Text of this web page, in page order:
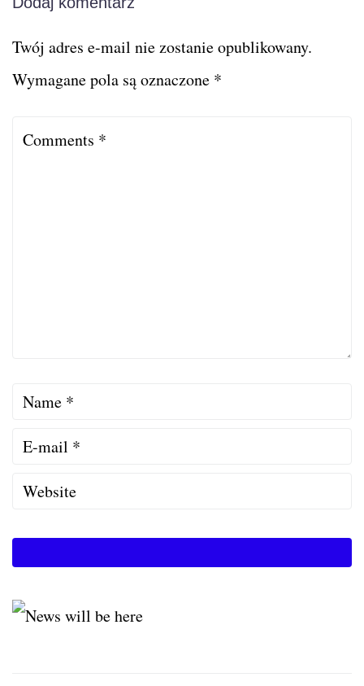
Twój adres e-mail nie zostanie opublikowany.
Wymagane pola są oznaczone *